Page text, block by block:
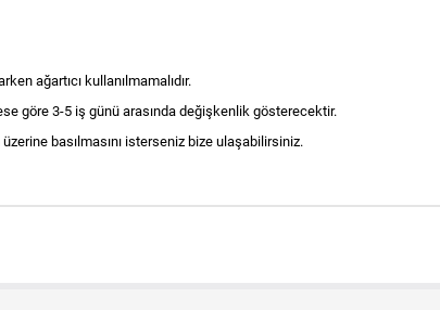
ağartıcı kullanılmamalıdır.
göre 3-5 iş günü arasında değişkenlik gösterecektir.
basılmasını isterseniz bize ulaşabilirsiniz.